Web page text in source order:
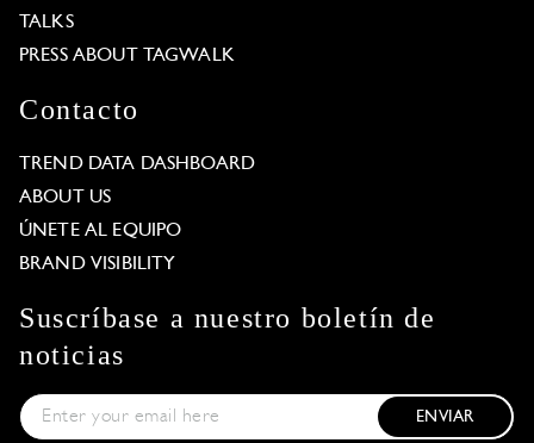
TALKS
PRESS ABOUT TAGWALK
Contacto
TREND DATA DASHBOARD
ABOUT US
ÚNETE AL EQUIPO
BRAND VISIBILITY
Suscríbase a nuestro boletín de
noticias
ENVIAR